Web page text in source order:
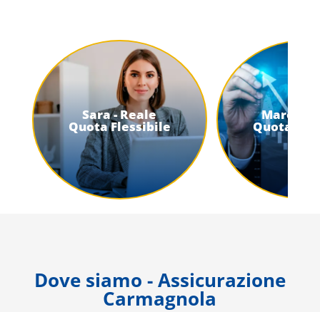
Sara - Reale
Quota Flessibile
Marco -
Quota
Dove siamo - Assicurazione
Carmagnola